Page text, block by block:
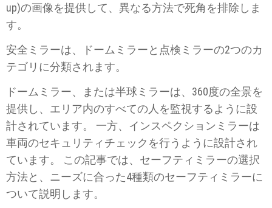
up)の画像を提供して、異なる方法で死角を排除しま
す。
安全ミラーは、ドームミラーと点検ミラーの2つのカ
テゴリに分類されます。
ドームミラー、または半球ミラーは、360度の全景を
提供し、エリア内のすべての人を監視するように設
計されています。 一方、インスペクションミラーは
車両のセキュリティチェックを行うように設計され
ています。 この記事では、セーフティミラーの選択
方法と、ニーズに合った4種類のセーフティミラーに
ついて説明します。